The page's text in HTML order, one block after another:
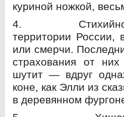
куриной ножкой,
4. Стихийное
территории России,
или смерчи.
страхования от
шутит — вдруг
коне, как Элли из
в деревянном